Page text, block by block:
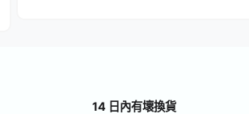
14 日內有壞換貨